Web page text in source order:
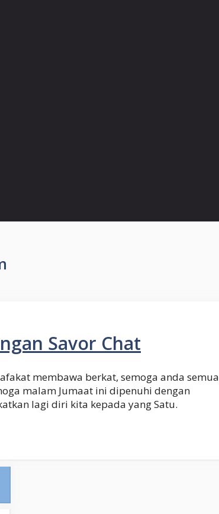
Savor Chat
membawa berkat, semoga anda semua
malam Jumaat ini dipenuhi dengan
lagi diri kita kepada yang Satu.